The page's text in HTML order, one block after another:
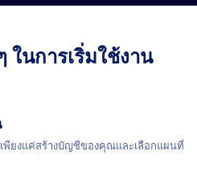
ในการเริ่มใช้งาน
พียงแค่สร้างบัญชีของคุณและเลือกแผนที่